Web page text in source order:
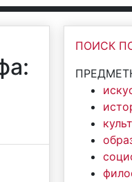
ПОИСК